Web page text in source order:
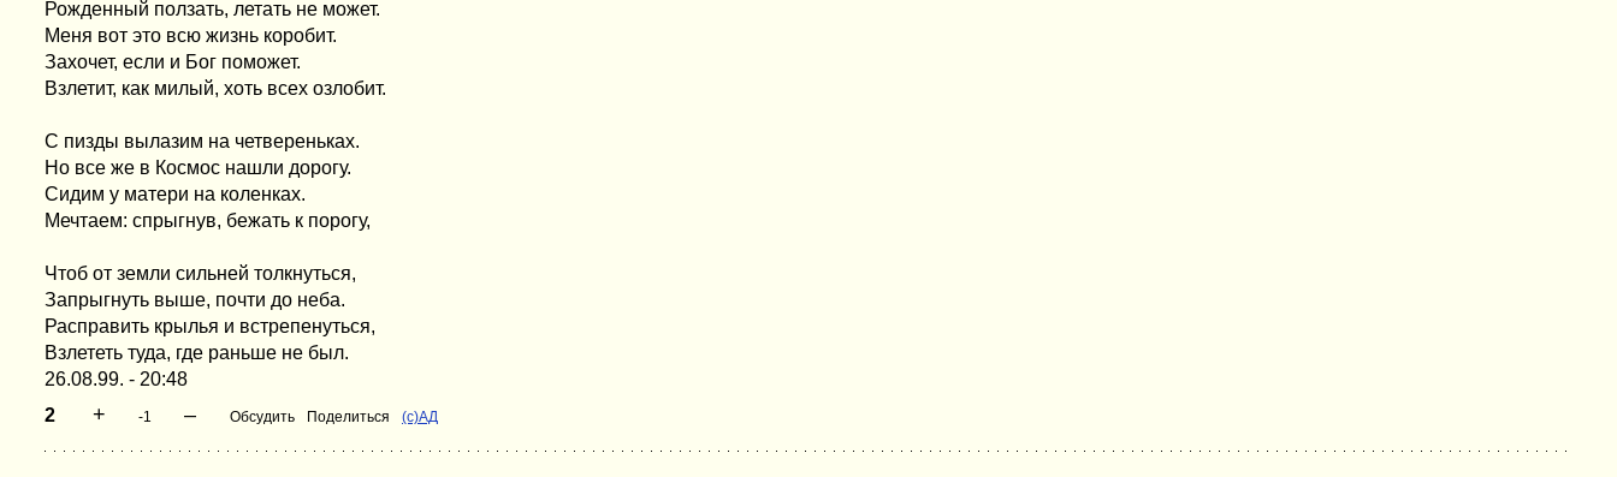
Рожденный ползать, летать не может.
Меня вот это всю жизнь коробит.
Захочет, если и Бог поможет.
Взлетит, как милый, хоть всех озлобит.
С пизды вылазим на четвереньках.
Но все же в Космос нашли дорогу.
Сидим у матери на коленках.
Мечтаем: спрыгнув, бежать к порогу,
Чтоб от земли сильней толкнуться,
Запрыгнуть выше, почти до неба.
Расправить крылья и встрепенуться,
Взлететь туда, где раньше не был.
26.08.99. - 20:48
2
+ -1 – Обсудить Поделиться (c)АД